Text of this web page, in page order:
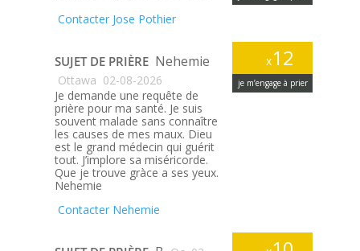
Contacter Jose Pothier
x12
je m’engage à prier
SUJET DE PRIÈRE Nehemie
Ottawa 02-08-2026
Je demande une requête de
prière pour ma santé. Je suis
souvent malade sans connaître
les causes de mes maux. Dieu
est le grand médecin qui guérit
tout. J’implore sa miséricorde.
Que je trouve gràce a ses yeux.
Nehemie
Contacter Nehemie